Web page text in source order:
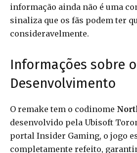
informação ainda não é uma
sinaliza que os fãs podem ter
consideravelmente.
Informações sobre o
Desenvolvimento
O remake tem o codinome
desenvolvido pela Ubisoft
portal Insider Gaming, o jogo
completamente refeito,